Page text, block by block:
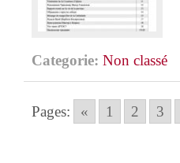
Categorie: Non classé
Pages: « 1 2 3